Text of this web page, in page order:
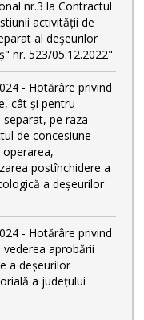
nr.3 la Contractul
activității de
al deşeurilor
nr. 523/05.12.2022"
- Hotărâre privind
cât și pentru
pe raza
de concesiune
postînchidere a
a deșeurilor
- Hotărâre privind
aprobării
a deșeurilor
a județului